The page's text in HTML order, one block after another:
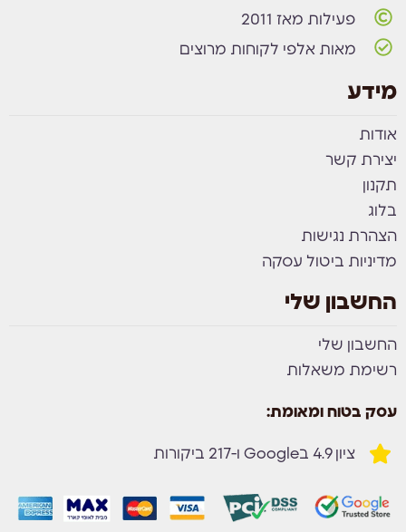
פעילות מאז 2011
מאות אלפי לקוחות מרוצים
מידע
אודות
יצירת קשר
תקנון
בלוג
הצהרת נגישות
מדיניות ביטול עסקה
החשבון שלי
החשבון שלי
רשימת משאלות
עסק בטוח ומאומת:
ציון 4.9 בGoogle ו-217 ביקורות